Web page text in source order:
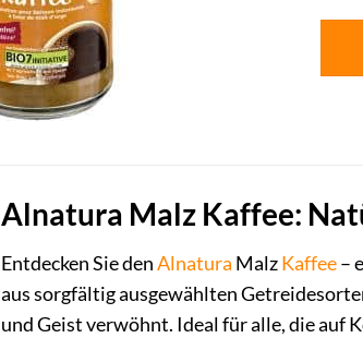
Alnatura Malz Kaffee:
Entdecken Sie denAlnatura MalzKaffee–
aus sorgfältig ausgewählten
und Geist verwöhnt. Ideal für alle, die auf